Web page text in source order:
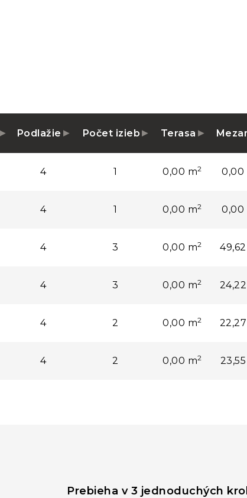
Podlažie Počet izieb Terasa
4 1 0,00 m2 0,00
4 1 0,00 m2 0,00
4 3 0,00 m2
4 3 0,00 m2
4 2 0,00 m2
4 2 0,00 m2
Prebieha v 3 jednoduchých